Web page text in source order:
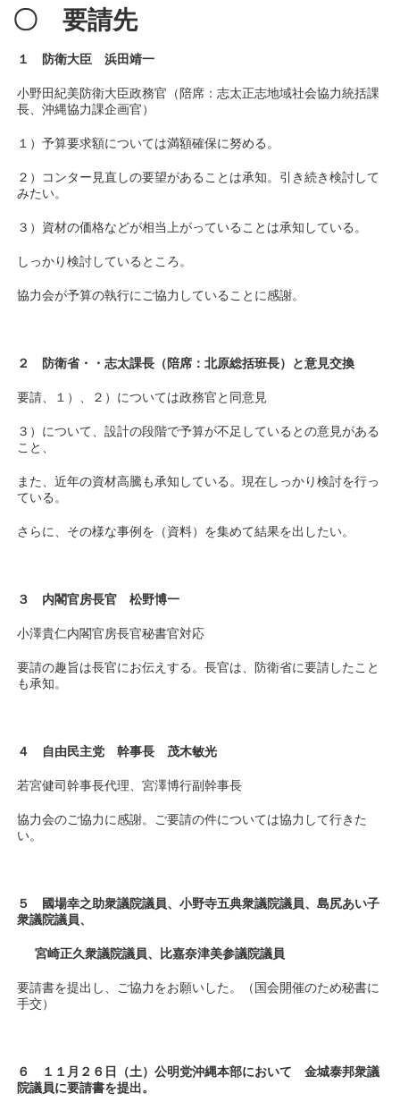
〇 要請先
１ 防衛大臣 浜田靖一
小野田紀美防衛大臣政務官（陪席：志太正志地域社会協力統括課
長、沖縄協力課企画官）
１）予算要求額については満額確保に努める。
２）コンター見直しの要望があることは承知。引き続き検討して
みたい。
３）資材の価格などが相当上がっていることは承知している。
しっかり検討しているところ。
協力会が予算の執行にご協力していることに感謝。
２ 防衛省・・志太課長（陪席：北原総括班長）と意見交換
要請、１）、２）については政務官と同意見
３）について、設計の段階で予算が不足しているとの意見がある
こと、
また、近年の資材高騰も承知している。現在しっかり検討を行っ
ている。
さらに、その様な事例を（資料）を集めて結果を出したい。
３ 内閣官房長官 松野博一
小澤貴仁内閣官房長官秘書官対応
要請の趣旨は長官にお伝えする。長官は、防衛省に要請したこと
も承知。
４ 自由民主党 幹事長 茂木敏光
若宮健司幹事長代理、宮澤博行副幹事長
協力会のご協力に感謝。ご要請の件については協力して行きた
い。
５ 國場幸之助衆議院議員、小野寺五典衆議院議員、島尻あい子
衆議院議員、
宮崎正久衆議院議員、比嘉奈津美参議院議員
要請書を提出し、ご協力をお願いした。（国会開催のため秘書に
手交）
６ １１月２６日（土）公明党沖縄本部において 金城泰邦衆議
院議員に要請書を提出。